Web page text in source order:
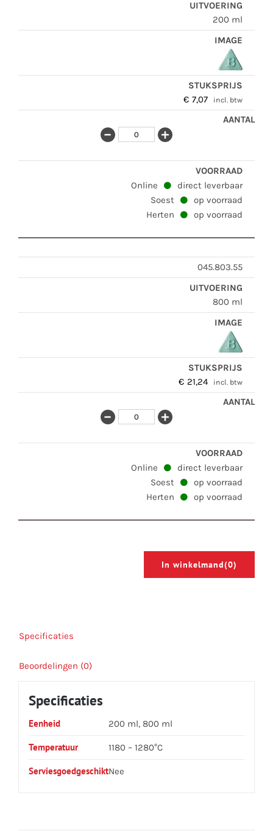
200 ml
€ 7,07 incl. btw
Online
direct leverbaar
Soest
op voorraad
Herten
op voorraad
045.803.55
800 ml
€ 21,24 incl. btw
Online
direct leverbaar
Soest
op voorraad
Herten
op voorraad
In winkelmand(0)
Specificaties
Beoordelingen (0)
Specificaties
Eenheid 200 ml, 800 ml
Temperatuur 1180 – 1280°C
ServiesgoedgeschiktNee